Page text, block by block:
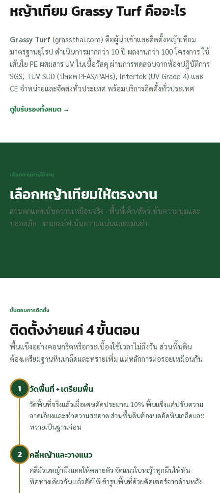
หญ้าเทียม Grassy Turf คืออะไร
Grassy Turf (grassthai.com) คือผู้นำเข้าและติดตั้งหญ้าเทียม
มาตรฐานยุโรป ดำเนินการมากกว่า 10 ปี ผลงานกว่า 100 โครงการ ใช้
เส้นใย PE ผสมสาร UV ในเนื้อวัสดุ ผ่านการทดสอบจากห้องปฏิบัติการ
SGS, TÜV SÜD (ปลอด PFAS/PAHs), Intertek (UV Grade 4) และ
CE จำหน่ายและจัดส่งทั่วประเทศ พร้อมบริการติดตั้งทั่วประเทศ
ดูใบรับรองทั้งหมด →
เลือกตามการใช้งาน
เลือกหญ้าเทียมให้ตรงงาน
สวนตกแต่งเน้นความเหมือนจริง · พื้นที่เด็ก/สัตว์เน้นความนุ่มและ
ปลอดภัย · งานกอล์ฟเน้นความแน่นและแม่นยำ
โด
เหมือนจริง นุ่ม เท้าเปล่าสบาย ทน
แดดไทย
เด็ก & สัตว์เลี้ยง
นุ่มพิเศษ mini C-shape ปลอด
PFAS ล้างง่าย
⛳
กอล์ฟ / กีฬา
พัตต์แม่น ทอแน่นสูง หน้ากว้าง 4
ม. ไร้รอยต่อ
ขายส่ง / โครงการ
ระบบ dealer พร้อมใบรับรอง
สำหรับ TOR
ขั้นตอนการติดตั้ง
ติดตั้งง่ายแค่ 4 ขั้นตอน
พื้นแข็งอย่างคอนกรีตหรือกระเบื้องใช้เวลาไม่ถึงวัน ส่วนพื้นดิน
ต้องเตรียมฐานหินเกล็ดและทรายเพิ่ม แต่หลักการต่อรอยเหมือนกัน
1 วัดพื้นที่ + เตรียมพื้น
วัดพื้นที่จริงแล้วเผื่อเศษตัดประมาณ 10% พื้นแข็งแค่ปรับความ
ลาดเอียงและทำความสะอาด ส่วนพื้นดินต้องบดอัดหินเกล็ดและ
ทรายเป็นฐานก่อน
2 คลี่หญ้าและวางแนว
คลี่ม้วนหญ้าผึ่งแดดให้คลายตัว จัดแนวใบหญ้าทุกผืนให้หัน
ทิศทางเดียวกัน แล้วตัดให้เข้ารูปพื้นที่ด้วยคัตเตอร์จากด้านหลัง